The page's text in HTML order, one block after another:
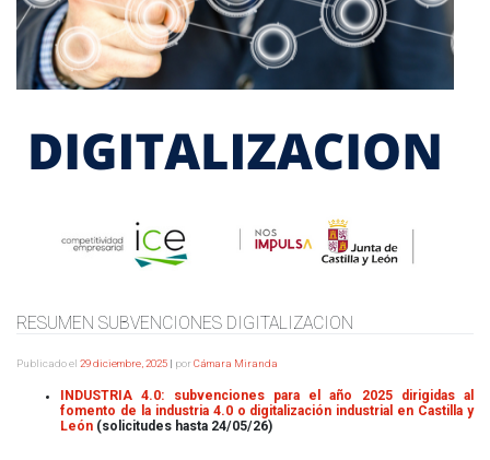
RESUMEN SUBVENCIONES DIGITALIZACION
Publicado el 29 diciembre, 2025 | porCámara Miranda
INDUSTRIA 4.0: subvenciones para el año 2025 dirigidas al
fomento de la industria 4.0 o digitalización industrial en Castilla y
León (solicitudes hasta 24/05/26)